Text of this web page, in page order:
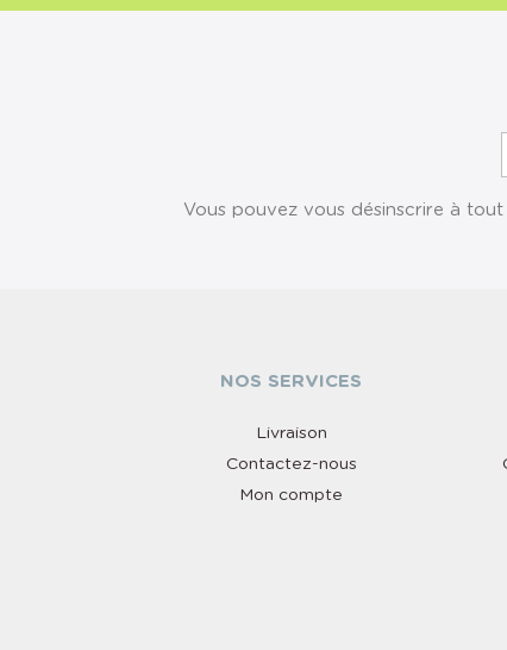
Vous pouvez vous désinscrire à
NOS SERVICES
Livraison
Contactez-nous
Mon compte